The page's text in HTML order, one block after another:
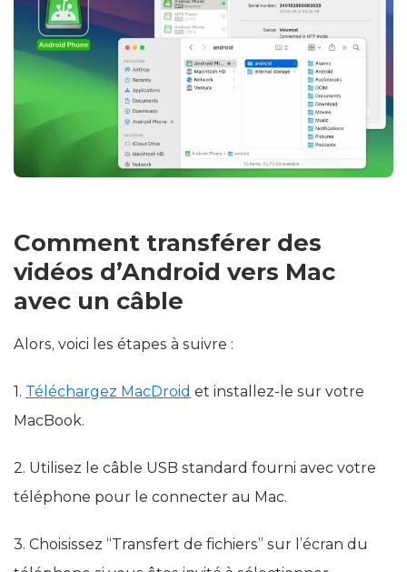
Comment transférer des
vidéos d’Android vers Mac
avec un câble
1.Téléchargez MacDroid
2. Utilisez le câble USB standard fourni avec votre